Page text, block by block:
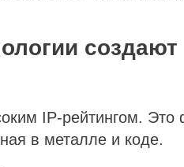
создают
IP-рейтингом.
в металле и коде.